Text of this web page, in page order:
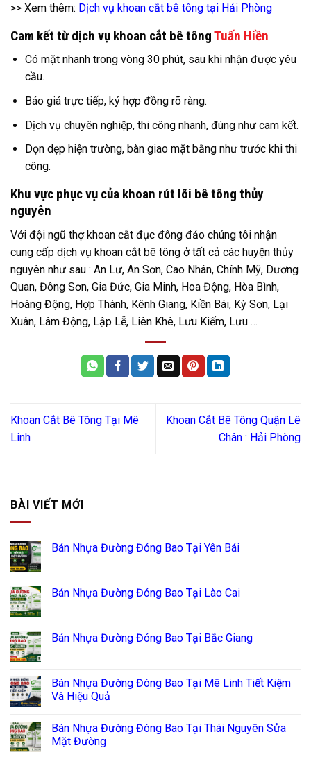
>> Xem thêm: Dịch vụ khoan cắt bê tông tại Hải Phòng
Cam kết từ dịch vụ khoan cắt bê tôngTuấn Hiền
Có mặt nhanh trong vòng 30 phút, sau khi nhận được yêu
cầu.
Báo giá trực tiếp, ký hợp đồng rõ ràng.
Dịch vụ chuyên nghiệp, thi công nhanh, đúng như cam kết.
Dọn dẹp hiện trường, bàn giao mặt bằng như trước khi thi
công.
Khu vực phục vụ của khoan rút lõi bê tông thủy
nguyên
Với đội ngũ thợ khoan cắt đục đông đảo chúng tôi nhận
cung cấp dịch vụ khoan cắt bê tông ở tất cả các huyện thủy
nguyên như sau : An Lư, An Sơn, Cao Nhân, Chính Mỹ, Dương
Quan, Đông Sơn, Gia Đức, Gia Minh, Hoa Động, Hòa Bình,
Hoàng Động, Hợp Thành, Kênh Giang, Kiền Bái, Kỳ Sơn, Lại
Xuân, Lâm Động, Lập Lễ, Liên Khê, Lưu Kiếm, Lưu …
Khoan Cắt Bê Tông Tại Mê
Linh
Khoan Cắt Bê Tông Quận Lê
Chân : Hải Phòng
BÀI VIẾT MỚI
Bán Nhựa Đường Đóng Bao Tại Yên Bái
Bán Nhựa Đường Đóng Bao Tại Lào Cai
Bán Nhựa Đường Đóng Bao Tại Bắc Giang
Bán Nhựa Đường Đóng Bao Tại Mê Linh Tiết Kiệm
Và Hiệu Quả
Bán Nhựa Đường Đóng Bao Tại Thái Nguyên Sửa
Mặt Đường